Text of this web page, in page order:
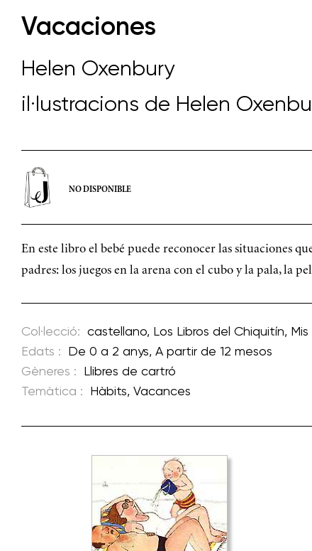
Vacaciones
Helen Oxenbury
il·lustracions de Helen
NO DISPONIBLE
En este libro el bebé puede reconocer las situaciones
padres: los juegos en la arena con el cubo y la pala, la
Col·lecció: castellano, Los Libros del Chiquitín,
Edats : De 0 a 2 anys,A partir de 12 mesos
Gèneres : Llibres de cartró
Temàtica : Hàbits,Vacances